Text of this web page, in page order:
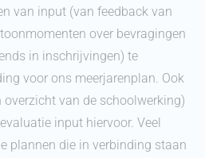
van input (van feedback van
over bevragingen
in inschrijvingen) te
voor ons meerjarenplan. Ook
van de schoolwerking)
input hiervoor. Veel
plannen die in verbinding staan